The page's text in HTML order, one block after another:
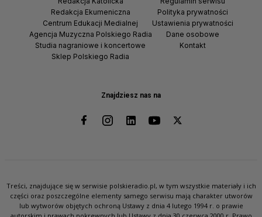
Znajdziesz nas na
Redakcja Ekumeniczna
Centrum Edukacji Medialnej
Agencja Muzyczna Polskiego Radia
Studia nagraniowe i koncertowe
Sklep Polskiego Radia
Polityka prywatności
Ustawienia prywatności
Dane osobowe
Kontakt
Treści, znajdujące się w serwisie polskieradio.pl, w tym wszystkie materiały i ich
części oraz poszczególne elementy samego serwisu mają charakter utworów
lub wytworów objętych ochroną Ustawy z dnia 4 lutego 1994 r. o prawie